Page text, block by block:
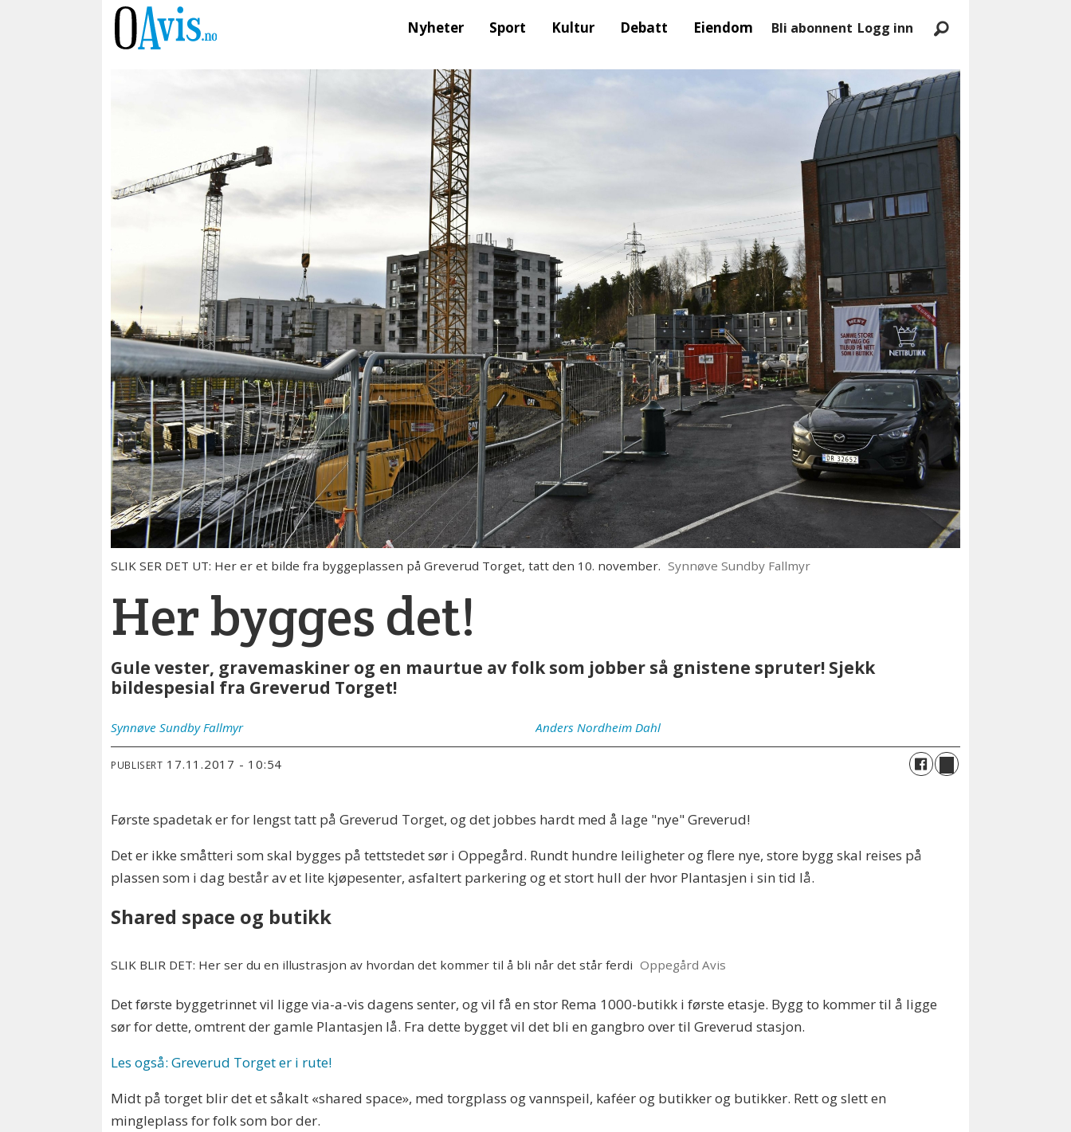
Nyheter Sport Kultur Debatt Eiendom Bli abonnent Logg inn
SLIK SER DET UT: Her er et bilde fra byggeplassen på Greverud Torget, tatt den 10. november. Synnøve Sundby Fallmyr
Her bygges det!
Gule vester, gravemaskiner og en maurtue av folk som jobber så gnistene spruter! Sjekk
bildespesial fra Greverud Torget!
Synnøve Sundby Fallmyr Anders Nordheim Dahl
PUBLISERT 17.11.2017 - 10:54
Første spadetak er for lengst tatt på Greverud Torget, og det jobbes hardt med å lage "nye" Greverud!
Det er ikke småtteri som skal bygges på tettstedet sør i Oppegård. Rundt hundre leiligheter og flere nye, store bygg skal reises på
plassen som i dag består av et lite kjøpesenter, asfaltert parkering og et stort hull der hvor Plantasjen i sin tid lå.
Shared space og butikk
SLIK BLIR DET: Her ser du en illustrasjon av hvordan det kommer til å bli når det står ferdi Oppegård Avis
Det første byggetrinnet vil ligge via-a-vis dagens senter, og vil få en stor Rema 1000-butikk i første etasje. Bygg to kommer til å ligge
sør for dette, omtrent der gamle Plantasjen lå. Fra dette bygget vil det bli en gangbro over til Greverud stasjon.
Les også: Greverud Torget er i rute!
Midt på torget blir det et såkalt «shared space», med torgplass og vannspeil, kaféer og butikker og butikker. Rett og slett en
mingleplass for folk som bor der.